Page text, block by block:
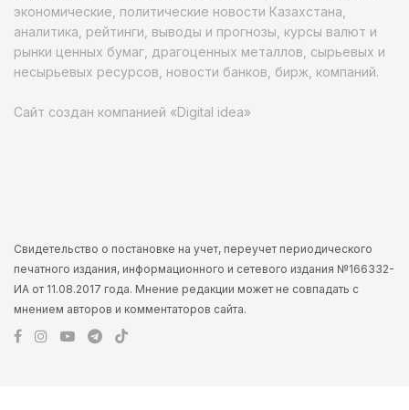
экономические, политические новости Казахстана,
аналитика, рейтинги, выводы и прогнозы, курсы валют и
рынки ценных бумаг, драгоценных металлов, сырьевых и
несырьевых ресурсов, новости банков, бирж, компаний.
Сайт создан компанией «Digital idea»
Свидетельство о постановке на учет, переучет периодического
печатного издания, информационного и сетевого издания №166332-
ИА от 11.08.2017 года. Мнение редакции может не совпадать с
мнением авторов и комментаторов сайта.